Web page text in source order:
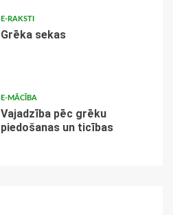
E-RAKSTI
Grēka sekas
E-MĀCĪBA
Vajadzība pēc grēku
piedošanas un ticības